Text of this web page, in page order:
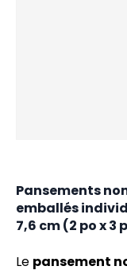
Pansements
emballés
7,6 cm (2 po x 3
Le pansement